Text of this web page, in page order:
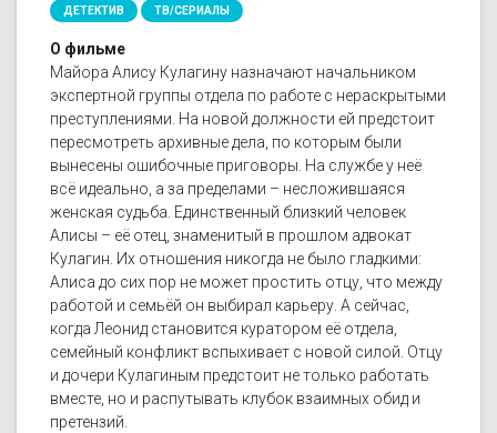
ДЕТЕКТИВ ТВ/СЕРИАЛЫ
О фильме
Майора Алису Кулагину назначают начальником
экспертной группы отдела по работе с нераскрытыми
преступлениями. На новой должности ей предстоит
пересмотреть архивные дела, по которым были
вынесены ошибочные приговоры. На службе у неё
всё идеально, а за пределами – несложившаяся
женская судьба. Единственный близкий человек
Алисы – её отец, знаменитый в прошлом адвокат
Кулагин. Их отношения никогда не было гладкими:
Алиса до сих пор не может простить отцу, что между
работой и семьёй он выбирал карьеру. А сейчас,
когда Леонид становится куратором её отдела,
семейный конфликт вспыхивает с новой силой. Отцу
и дочери Кулагиным предстоит не только работать
вместе, но и распутывать клубок взаимных обид и
претензий.